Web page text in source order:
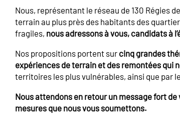
Nous, représentant le réseau de 130 Régies
terrain au plus près des habitants des
fragiles, nous adressons à vous, candidats à
Nos propositions portent sur cinq grandes
expériences de terrain et des remontées qui
territoires les plus vulnérables, ainsi que par
Nous attendons en retour un message fort
mesures que nous vous soumettons.